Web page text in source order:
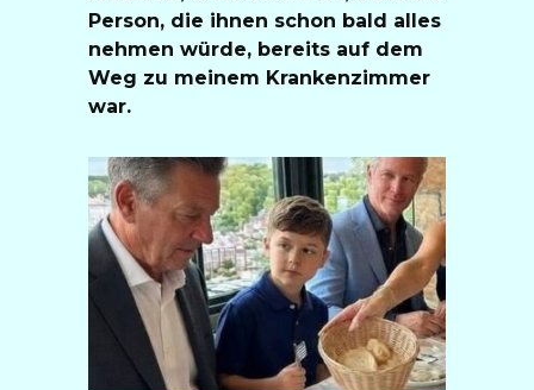
Person, die ihnen schon bald alles
nehmen würde, bereits auf dem
Weg zu meinem Krankenzimmer
war.